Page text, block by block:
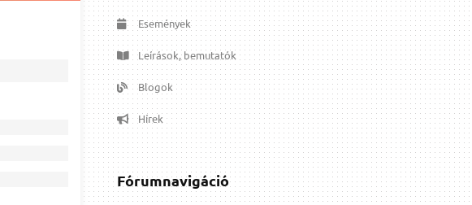
Események
Leírások, bemutatók
Blogok
Hírek
Fórumnavigáció